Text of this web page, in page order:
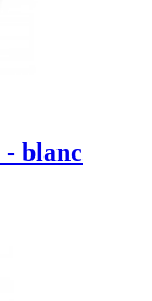
blanc